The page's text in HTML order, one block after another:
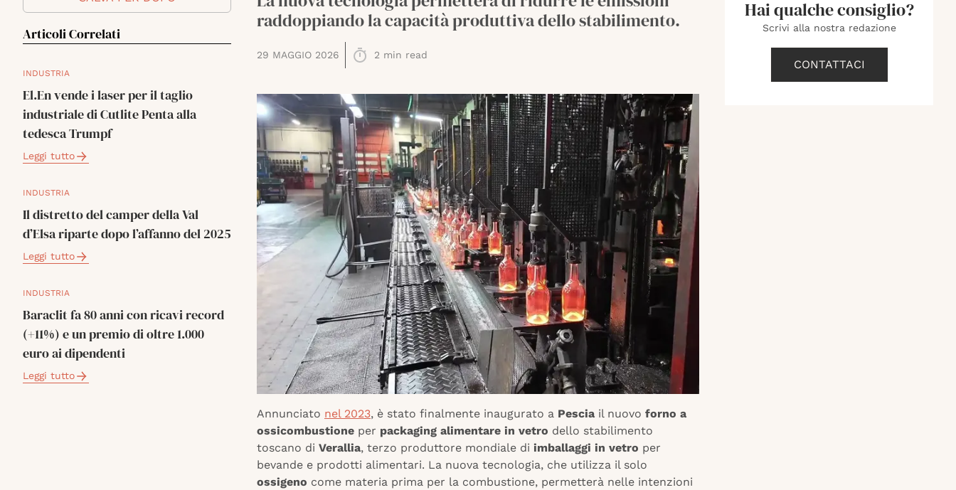
Articoli Correlati
INDUSTRIA
El.En vende i laser per il taglio
industriale di Cutlite Penta alla
tedesca Trumpf
Leggi tutto
INDUSTRIA
Il distretto del camper della Val
d’Elsa riparte dopo l’affanno del 2025
Leggi tutto
INDUSTRIA
Baraclit fa 80 anni con ricavi record
(+11%) e un premio di oltre 1.000
euro ai dipendenti
Leggi tutto
raddoppiando la capacità produttiva dello stabilimento.
29 MAGGIO 2026 2 min read
Annunciato nel 2023, è stato finalmente inaugurato a Pescia il nuovo forno a
ossicombustione per packaging alimentare in vetro dello stabilimento
toscano di Verallia, terzo produttore mondiale di imballaggi in vetro per
bevande e prodotti alimentari. La nuova tecnologia, che utilizza il solo
ossigeno come materia prima per la combustione, permetterà nelle intenzioni
Hai qualche consiglio?
Scrivi alla nostra redazione
CONTATTACI